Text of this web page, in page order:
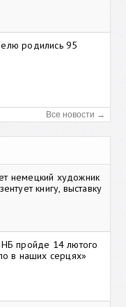
родились 95
Все новости →
немецкий художник
книгу, выставку
пройде 14 лютого
в наших серцях»